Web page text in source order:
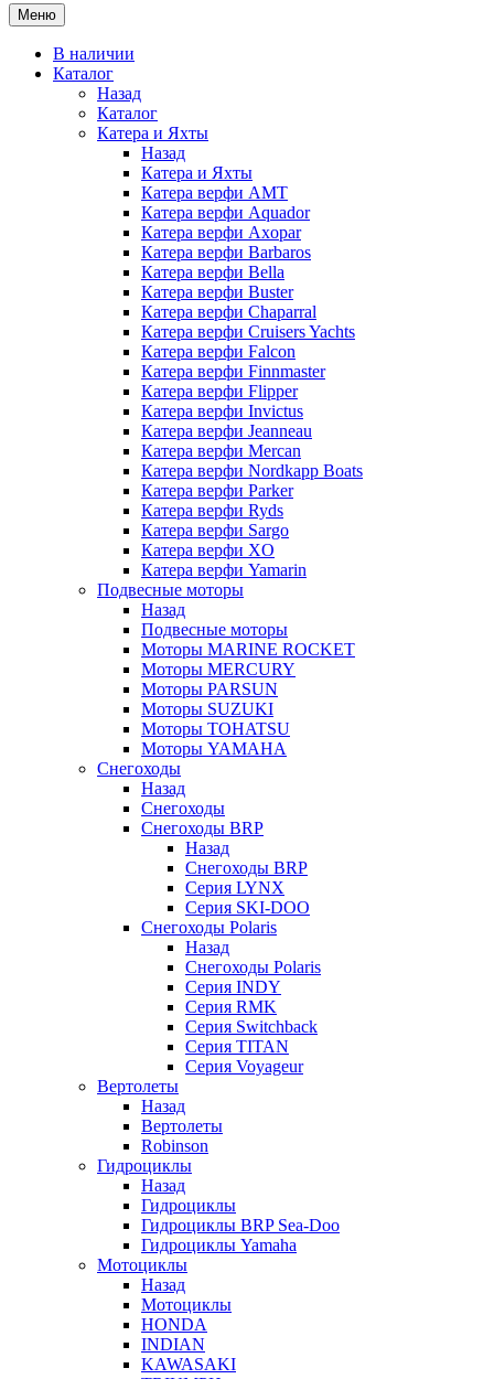
Меню
В наличии
Каталог
Назад
Каталог
Катера и Яхты
Назад
Катера и Яхты
Катера верфи AMT
Катера верфи Aquador
Катера верфи Axopar
Катера верфи Barbaros
Катера верфи Bella
Катера верфи Buster
Катера верфи Chaparral
Катера верфи Cruisers Yachts
Катера верфи Falcon
Катера верфи Finnmaster
Катера верфи Flipper
Катера верфи Invictus
Катера верфи Jeanneau
Катера верфи Mercan
Катера верфи Nordkapp Boats
Катера верфи Parker
Катера верфи Ryds
Катера верфи Sargo
Катера верфи XO
Катера верфи Yamarin
Подвесные моторы
Назад
Подвесные моторы
Моторы MARINE ROCKET
Моторы MERCURY
Моторы PARSUN
Моторы SUZUKI
Моторы TOHATSU
Моторы YAMAHA
Снегоходы
Назад
Снегоходы
Снегоходы BRP
Назад
Снегоходы BRP
Серия LYNX
Серия SKI-DOO
Снегоходы Polaris
Назад
Снегоходы Polaris
Серия INDY
Серия RMK
Серия Switchback
Серия TITAN
Серия Voyageur
Вертолеты
Назад
Вертолеты
Robinson
Гидроциклы
Назад
Гидроциклы
Гидроциклы BRP Sea-Doo
Гидроциклы Yamaha
Мотоциклы
Назад
Мотоциклы
HONDA
INDIAN
KAWASAKI